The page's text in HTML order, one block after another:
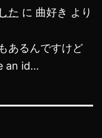
た に 曲好き より
あるんですけど
an id…